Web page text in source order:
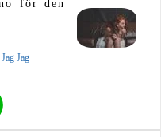
för den
Jag Jag